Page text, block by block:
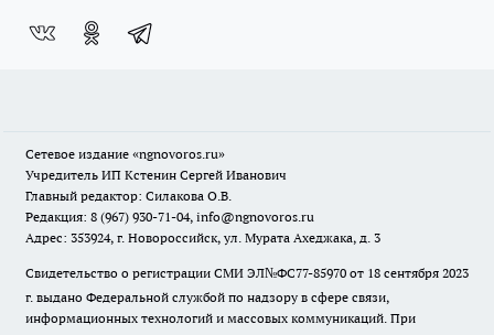
Сетевое издание «ngnovoros.ru»
Учредитель ИП Кстенин Сергей Иванович
Главный редактор: Силакова О.В.
Редакция: 8 (967) 930-71-04, info@ngnovoros.ru
Адрес: 353924, г. Новороссийск, ул. Мурата Ахеджака, д. 3
Свидетельство о регистрации СМИ ЭЛ№ФС77-85970 от 18 сентября 2023
г. выдано Федеральной службой по надзору в сфере связи,
информационных технологий и массовых коммуникаций. При